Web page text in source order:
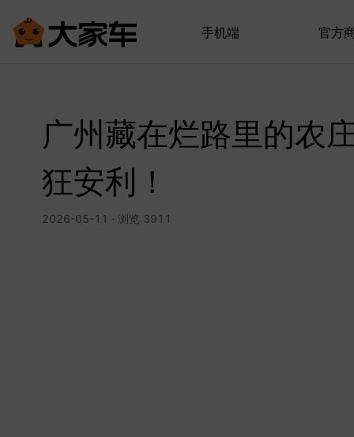
手机端 官方
广州藏在烂路里的农
狂安利！
2026-05-11 · 浏览 3911